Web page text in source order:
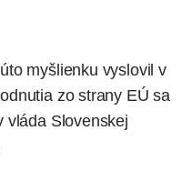
myšlienku vyslovil v
zo strany EÚ sa
vláda Slovenskej